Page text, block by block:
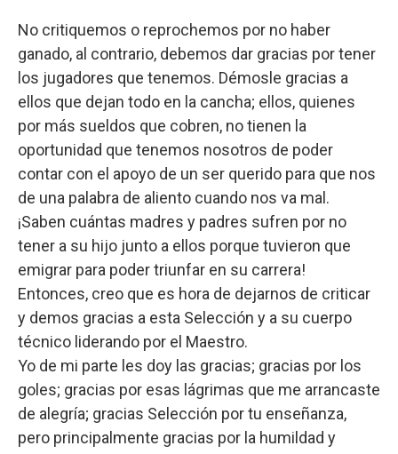
No critiquemos o reprochemos por no haber
ganado, al contrario, debemos dar gracias por tener
los jugadores que tenemos. Démosle gracias a
ellos que dejan todo en la cancha; ellos, quienes
por más sueldos que cobren, no tienen la
oportunidad que tenemos nosotros de poder
contar con el apoyo de un ser querido para que nos
de una palabra de aliento cuando nos va mal.
¡Saben cuántas madres y padres sufren por no
tener a su hijo junto a ellos porque tuvieron que
emigrar para poder triunfar en su carrera!
Entonces, creo que es hora de dejarnos de criticar
y demos gracias a esta Selección y a su cuerpo
técnico liderando por el Maestro.
Yo de mi parte les doy las gracias; gracias por los
goles; gracias por esas lágrimas que me arrancaste
de alegría; gracias Selección por tu enseñanza,
pero principalmente gracias por la humildad y